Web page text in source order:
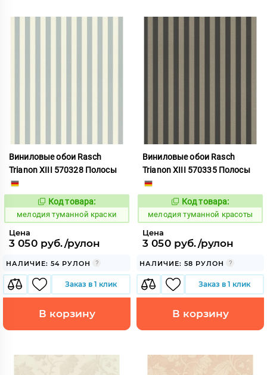
Виниловые обои Rasch
Trianon XIII 570328 Полосы
966289
Код товара:
мелодия туманной краски
Цена
3 050 руб./рулон
НАЛИЧИЕ: 54 РУЛОН
Заказ в 1 клик
В корзину
Виниловые обои Rasch
Trianon XIII 570335 Полосы
966290
Код товара:
мелодия туманной красоты
Цена
3 050 руб./рулон
НАЛИЧИЕ: 58 РУЛОН
Заказ в 1 клик
В корзину